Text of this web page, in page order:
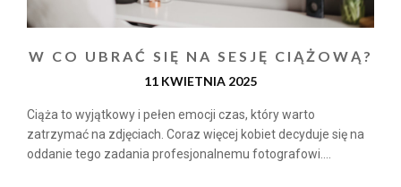
W CO UBRAĆ SIĘ NA SESJĘ CIĄŻOWĄ?
11 KWIETNIA 2025
Ciąża to wyjątkowy i pełen emocji czas, który warto
zatrzymać na zdjęciach. Coraz więcej kobiet decyduje się na
oddanie tego zadania profesjonalnemu fotografowi....